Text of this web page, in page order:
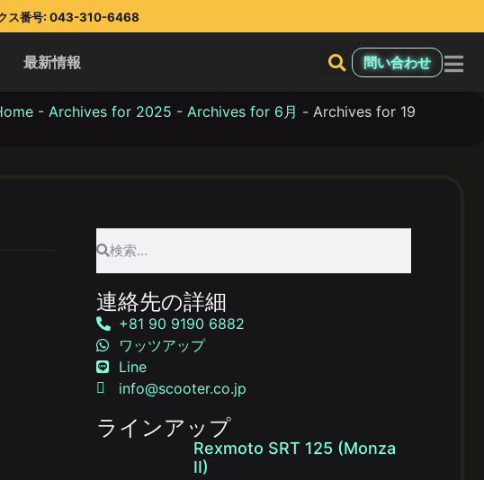
ス番号: 043-310-6468
最新情報 問い合わせ
- Archives for 2025 - Archives for 6月 - Archives for 19
連絡先の詳細
+81 90 9190 6882
ワッツアップ
Line
info@scooter.co.jp
ラインアップ
Rexmoto SRT 125 (Monza
II)